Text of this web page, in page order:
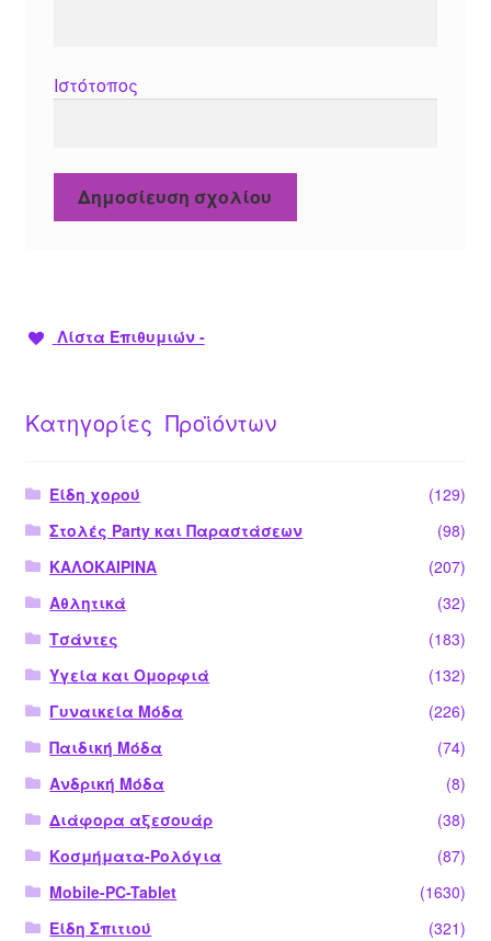
Ιστότοπος
Λίστα Επιθυμιών -
Κατηγορίες Προϊόντων
Είδη χορού
(129)
Στολές Party και Παραστάσεων
(98)
ΚΑΛΟΚΑΙΡΙΝΑ
(207)
Αθλητικά
(32)
Τσάντες
(183)
Υγεία και Ομορφιά
(132)
Γυναικεία Μόδα
(226)
Παιδική Μόδα
(74)
Ανδρική Μόδα
(8)
Διάφορα αξεσουάρ
(38)
Κοσμήματα-Ρολόγια
(87)
Mobile-PC-Tablet
(1630)
Είδη Σπιτιού
(321)